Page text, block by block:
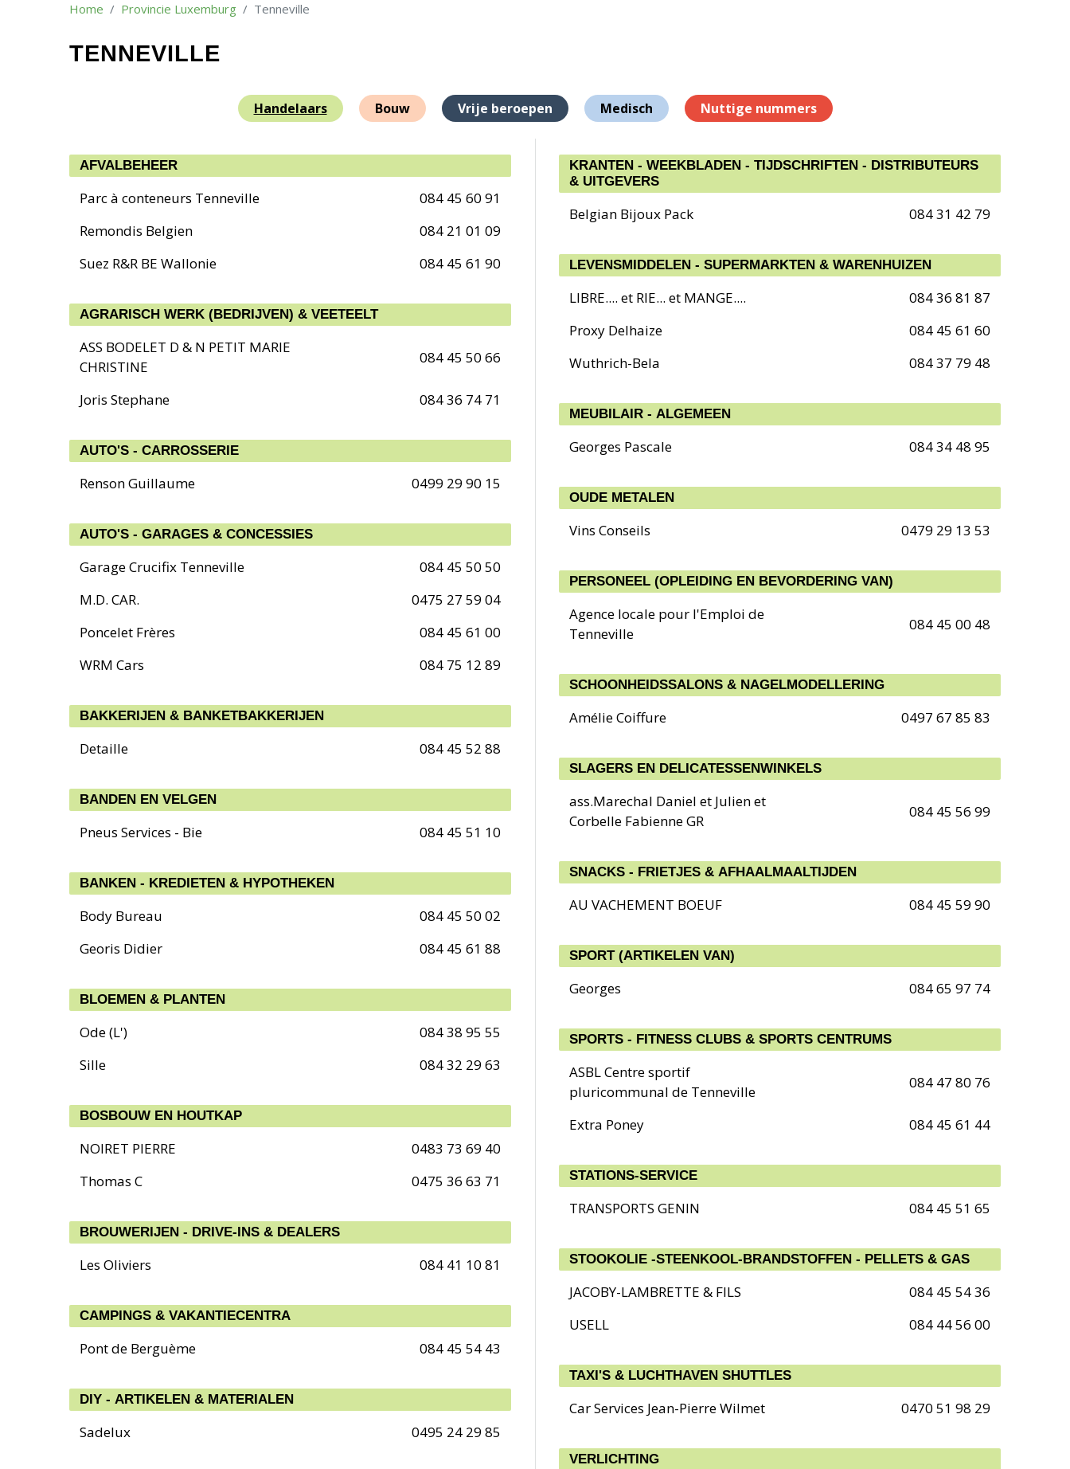
Home Provincie Luxemburg Tenneville
TENNEVILLE
Handelaars Bouw Vrije beroepen Medisch Nuttige nummers
AFVALBEHEER
Parc à conteneurs Tenneville
084 45 60 91
Remondis Belgien
084 21 01 09
Suez R&R BE Wallonie
084 45 61 90
AGRARISCH WERK (BEDRIJVEN) & VEETEELT
ASS BODELET D & N PETIT MARIE
CHRISTINE
084 45 50 66
Joris Stephane 084 36 74 71
AUTO'S - CARROSSERIE
Renson Guillaume 0499 29 90 15
AUTO'S - GARAGES & CONCESSIES
Garage Crucifix Tenneville
084 45 50 50
M.D. CAR.
0475 27 59 04
Poncelet Frères
084 45 61 00
WRM Cars
084 75 12 89
BAKKERIJEN & BANKETBAKKERIJEN
Detaille 084 45 52 88
BANDEN EN VELGEN
Pneus Services - Bie 084 45 51 10
BANKEN - KREDIETEN & HYPOTHEKEN
Body Bureau
084 45 50 02
Georis Didier
084 45 61 88
BLOEMEN & PLANTEN
Ode (L')
084 38 95 55
Sille
084 32 29 63
BOSBOUW EN HOUTKAP
NOIRET PIERRE
0483 73 69 40
Thomas C
0475 36 63 71
BROUWERIJEN - DRIVE-INS & DEALERS
Les Oliviers 084 41 10 81
CAMPINGS & VAKANTIECENTRA
Pont de Berguème 084 45 54 43
DIY - ARTIKELEN & MATERIALEN
Sadelux 0495 24 29 85
KRANTEN - WEEKBLADEN - TIJDSCHRIFTEN - DISTRIBUTEURS
& UITGEVERS
Belgian Bijoux Pack 084 31 42 79
LEVENSMIDDELEN - SUPERMARKTEN & WARENHUIZEN
LIBRE.... et RIE... et MANGE....
084 36 81 87
Proxy Delhaize
084 45 61 60
Wuthrich-Bela
084 37 79 48
MEUBILAIR - ALGEMEEN
Georges Pascale 084 34 48 95
OUDE METALEN
Vins Conseils 0479 29 13 53
PERSONEEL (OPLEIDING EN BEVORDERING VAN)
Agence locale pour l'Emploi de
Tenneville
084 45 00 48
SCHOONHEIDSSALONS & NAGELMODELLERING
Amélie Coiffure 0497 67 85 83
SLAGERS EN DELICATESSENWINKELS
ass.Marechal Daniel et Julien et
Corbelle Fabienne GR
084 45 56 99
SNACKS - FRIETJES & AFHAALMAALTIJDEN
AU VACHEMENT BOEUF 084 45 59 90
SPORT (ARTIKELEN VAN)
Georges 084 65 97 74
SPORTS - FITNESS CLUBS & SPORTS CENTRUMS
ASBL Centre sportif
pluricommunal de Tenneville
084 47 80 76
Extra Poney 084 45 61 44
STATIONS-SERVICE
TRANSPORTS GENIN 084 45 51 65
STOOKOLIE -STEENKOOL-BRANDSTOFFEN - PELLETS & GAS
JACOBY-LAMBRETTE & FILS
084 45 54 36
USELL
084 44 56 00
TAXI'S & LUCHTHAVEN SHUTTLES
Car Services Jean-Pierre Wilmet 0470 51 98 29
VERLICHTING